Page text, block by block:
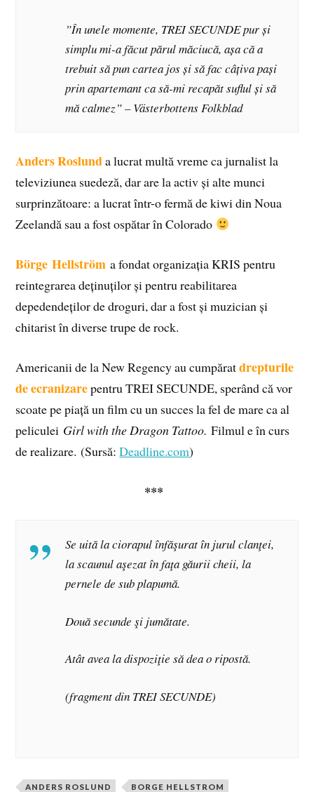
”În unele momente, TREI SECUNDE pur și
simplu mi-a făcut părul măciucă, așa că a
trebuit să pun cartea jos și să fac câțiva pași
prin apartemant ca să-mi recapăt suflul și să
mă calmez” –Västerbottens Folkblad
Anders Roslunda lucrat multă vreme ca jurnalist la
televiziunea suedeză, dar are la activ și alte munci
surprinzătoare: a lucrat într-o fermă de kiwi din Noua
Zeelandă sau a fost ospătar în Colorado
BörgeHellström a fondat organizația KRIS pentru
reintegrarea deținuților și pentru reabilitarea
depedendeților de droguri, dar a fost și muzician și
chitarist în diverse trupe de rock.
Americanii de la New Regency au cumpăratdrepturile
de ecranizarepentru TREI SECUNDE, sperând că vor
scoate pe piață un film cu un succes la fel de mare ca al
peliculei Girl with the Dragon Tattoo. Filmul e în curs
de realizare. (Sursă:Deadline.com)
***
Se uită la ciorapul înfăşurat în jurul clanţei,
la scaunul aşezat în faţa găurii cheii, la
pernele de sub plapumă.
Două secunde şi jumătate.
Atât avea la dispoziţie să dea o ripostă.
(fragment din TREI SECUNDE)
ANDERS ROSLUND BORGE HELLSTROM